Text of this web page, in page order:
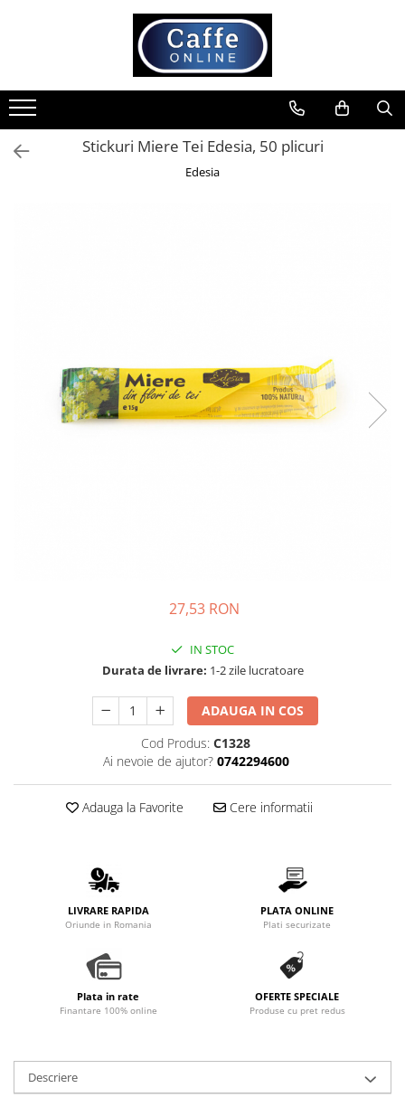
Cafea
Cafea Boabe
Capsule Cafea
Accesorii
Complementare
Pliculete Zahar si Miere
Aparate SH
Piese schimb espressoare
Accesorii si intretinere
Altele
Stickuri Miere Tei Edesia, 50 plicuri
Edesia
27,53 RON
IN STOC
Durata de livrare: 1-2 zile lucratoare
ADAUGA IN COS
Cod Produs: C1328
Ai nevoie de ajutor? 0742294600
Adauga la Favorite Cere informatii
LIVRARE RAPIDA
Oriunde in Romania
PLATA ONLINE
Plati securizate
Plata in rate
Finantare 100% online
OFERTE SPECIALE
Produse cu pret redus
Descriere